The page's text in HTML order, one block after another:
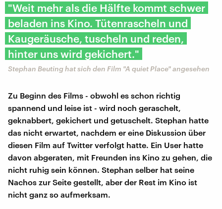
"Weit mehr als die Hälfte kommt schwer
beladen ins Kino. Tütenrascheln und
Kaugeräusche, tuscheln und reden,
hinter uns wird gekichert."
Stephan Beuting hat sich den Film "A quiet Place" angesehen
Zu Beginn des Films - obwohl es schon richtig
spannend und leise ist - wird noch geraschelt,
geknabbert, gekichert und getuschelt. Stephan hatte
das nicht erwartet, nachdem er eine Diskussion über
diesen Film auf Twitter verfolgt hatte. Ein User hatte
davon abgeraten, mit Freunden ins Kino zu gehen, die
nicht ruhig sein können. Stephan selber hat seine
Nachos zur Seite gestellt, aber der Rest im Kino ist
nicht ganz so aufmerksam.